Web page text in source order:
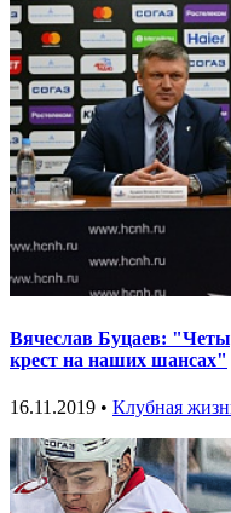
Вячеслав Буцаев:
крест на наших шансах"
16.11.2019 • Клубная